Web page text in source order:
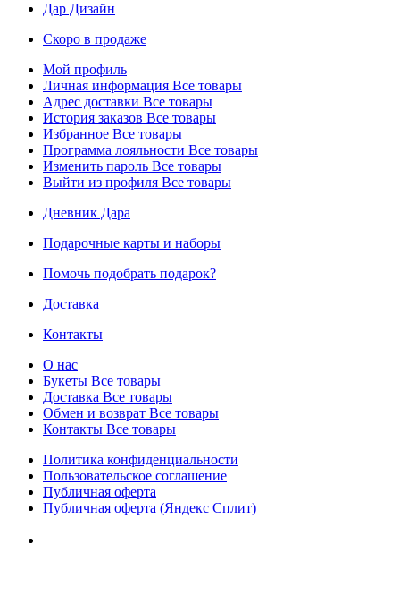
Дар Дизайн
Скоро в продаже
Мой профиль
Личная информация Все товары
Адрес доставки Все товары
История заказов Все товары
Избранное Все товары
Программа лояльности Все товары
Изменить пароль Все товары
Выйти из профиля Все товары
Дневник Дара
Подарочные карты и наборы
Помочь подобрать подарок?
Доставка
Контакты
О нас
Букеты Все товары
Доставка Все товары
Обмен и возврат Все товары
Контакты Все товары
Политика конфиденциальности
Пользовательское соглашение
Публичная оферта
Публичная оферта (Яндекс Сплит)